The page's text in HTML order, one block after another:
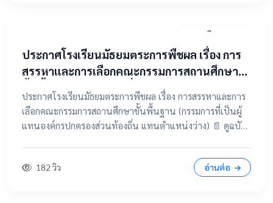
31 มีนาคม 2569
ประกาศโรงเรียนมัธยมตระการพืชผล เรื่อง การ
สรรหาและการเลือกคณะกรรมการสถานศึกษา
ขั้นพื้นฐาน (กรรมการที่เป็นผู้แทนองค์กร
ปกครองส่วนท้องถิ่น แทนตำแหน่งว่าง)
ประกาศโรงเรียนมัธยมตระการพืชผล เรื่อง การสรรหาและการ
เลือกคณะกรรมการสถานศึกษาขั้นพื้นฐาน (กรรมการที่เป็นผู้
แทนองค์กรปกครองส่วนท้องถิ่น แทนตำแหน่งว่าง) 📄 ดูฉบับ
182 วิว อ่านต่อ